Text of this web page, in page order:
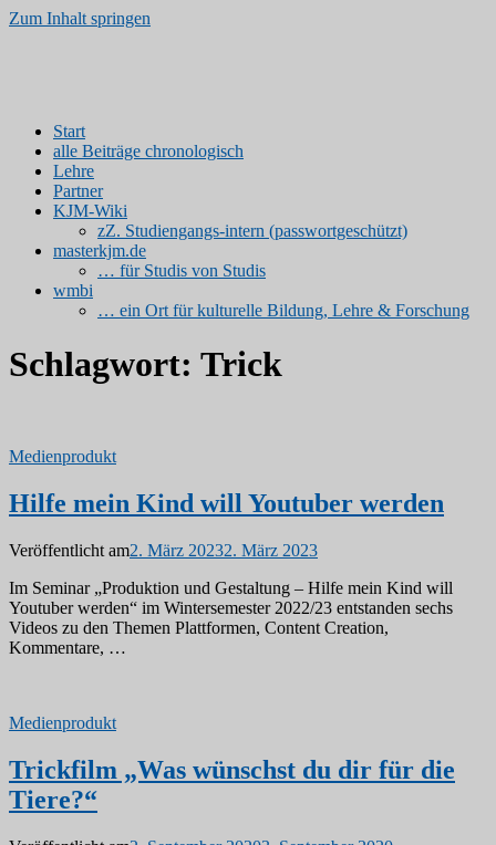
Zum Inhalt springen
Start
alle Beiträge chronologisch
Lehre
Partner
KJM-Wiki
zZ. Studiengangs-intern (passwortgeschützt)
masterkjm.de
… für Studis von Studis
wmbi
… ein Ort für kulturelle Bildung, Lehre & Forschung
Schlagwort: Trick
Medienprodukt
Hilfe mein Kind will Youtuber werden
Veröffentlicht am2. März 20232. März 2023
Im Seminar „Produktion und Gestaltung – Hilfe mein Kind will
Youtuber werden“ im Wintersemester 2022/23 entstanden sechs
Videos zu den Themen Plattformen, Content Creation,
Kommentare, …
Medienprodukt
Trickfilm „Was wünschst du dir für die
Tiere?“